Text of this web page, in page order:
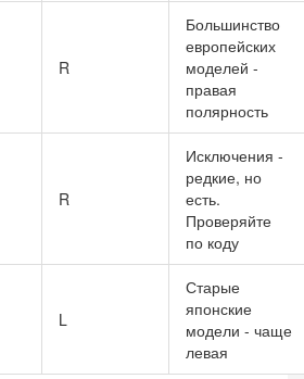
R
Большинство
европейских
моделей -
правая
полярность
R
Исключения -
редкие, но
есть.
Проверяйте
по коду
L
Старые
японские
модели - чаще
левая